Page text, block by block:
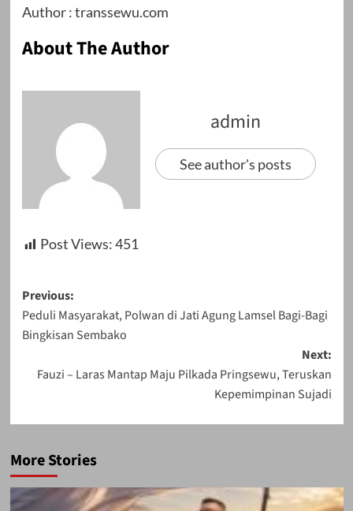
Author : transsewu.com
About The Author
admin
See author's posts
Post Views:451
Post
navigation
Previous:
Peduli Masyarakat, Polwan di Jati Agung Lamsel Bagi-Bagi
Bingkisan Sembako
Next:
Fauzi – Laras Mantap Maju Pilkada Pringsewu, Teruskan
Kepemimpinan Sujadi
More Stories